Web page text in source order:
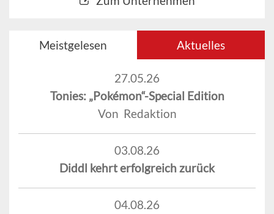
Meistgelesen Aktuelles
27.05.26
Tonies: „Pokémon“-Special Edition
Von Redaktion
03.08.26
Diddl kehrt erfolgreich zurück
04.08.26